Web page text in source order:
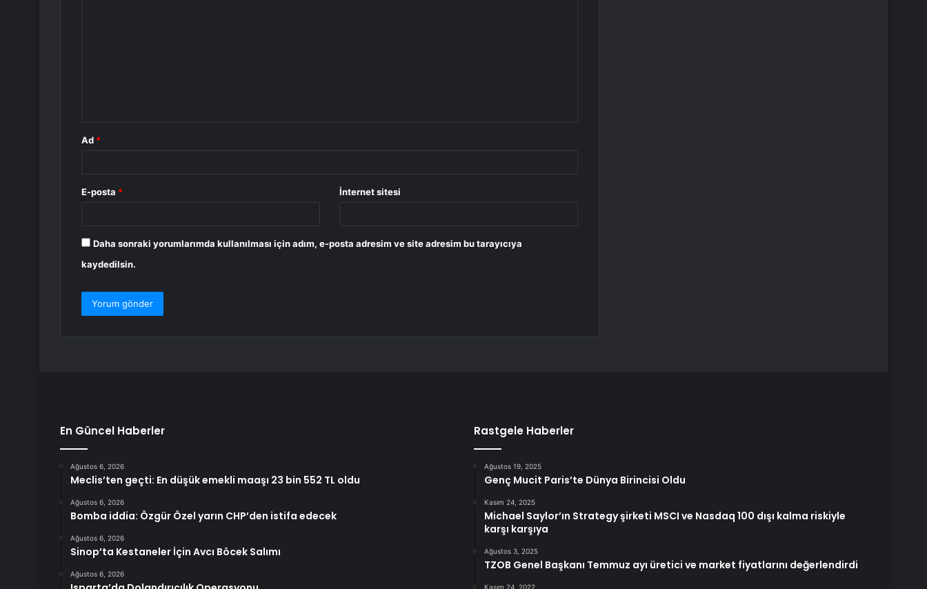
Ad *
E-posta * İnternet sitesi
Daha sonraki yorumlarımda kullanılması için adım, e-posta adresim ve site adresim bu tarayıcıya
kaydedilsin.
En Güncel Haberler
Ağustos 6, 2026
Meclis’ten geçti: En düşük emekli maaşı 23 bin 552 TL oldu
Ağustos 6, 2026
Bomba iddia: Özgür Özel yarın CHP’den istifa edecek
Ağustos 6, 2026
Sinop’ta Kestaneler İçin Avcı Böcek Salımı
Ağustos 6, 2026
Rastgele Haberler
Ağustos 19, 2025
Genç Mucit Paris’te Dünya Birincisi Oldu
Kasım 24, 2025
Michael Saylor’ın Strategy şirketi MSCI ve Nasdaq 100 dışı kalma riskiyle
karşı karşıya
Ağustos 3, 2025
TZOB Genel Başkanı Temmuz ayı üretici ve market fiyatlarını değerlendirdi
Kasım 24, 2022